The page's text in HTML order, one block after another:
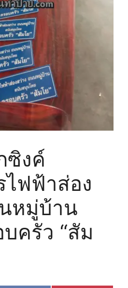
ซิงค์
ไฟฟ้าส่อง
หมู่บ้าน
ครัว “สัม